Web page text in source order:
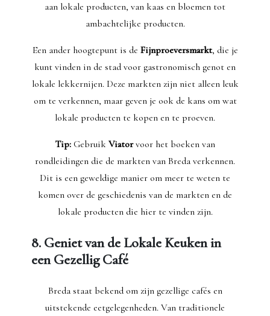
aan lokale producten, van kaas en bloemen tot
ambachtelijke producten.
Een ander hoogtepunt is de Fijnproeversmarkt, die je
kunt vinden in de stad voor gastronomisch genot en
lokale lekkernijen. Deze markten zijn niet alleen leuk
om te verkennen, maar geven je ook de kans om wat
lokale producten te kopen en te proeven.
Tip: Gebruik Viatorvoor het boeken van
rondleidingen die de markten van Breda verkennen.
Dit is een geweldige manier om meer te weten te
komen over de geschiedenis van de markten en de
lokale producten die hier te vinden zijn.
8. Geniet van de Lokale Keuken in
een Gezellig Café
Breda staat bekend om zijn gezellige cafés en
uitstekende eetgelegenheden. Van traditionele